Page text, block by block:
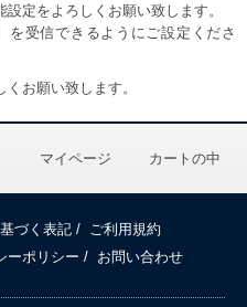
定をよろしくお願い致します。
を受信できるようにご設定くださ
お願い致します。
マイページ カートの中
づく表記 /
ご利用規約
ーポリシー / お問い合わせ